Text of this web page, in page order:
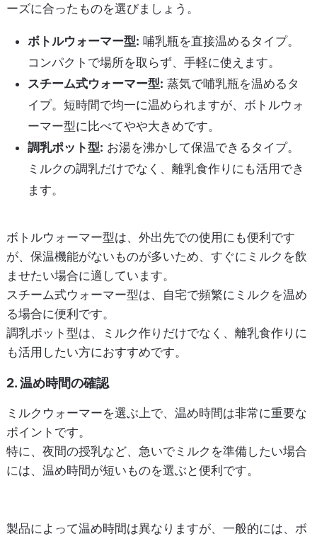
ーズに合ったものを選びましょう。
ボトルウォーマー型: 哺乳瓶を直接温めるタイプ。
コンパクトで場所を取らず、手軽に使えます。
スチーム式ウォーマー型: 蒸気で哺乳瓶を温めるタ
イプ。短時間で均一に温められますが、ボトルウォ
ーマー型に比べてやや大きめです。
調乳ポット型: お湯を沸かして保温できるタイプ。
ミルクの調乳だけでなく、離乳食作りにも活用でき
ます。
ボトルウォーマー型は、外出先での使用にも便利です
が、保温機能がないものが多いため、すぐにミルクを飲
ませたい場合に適しています。
スチーム式ウォーマー型は、自宅で頻繁にミルクを温め
る場合に便利です。
調乳ポット型は、ミルク作りだけでなく、離乳食作りに
も活用したい方におすすめです。
2. 温め時間の確認
ミルクウォーマーを選ぶ上で、温め時間は非常に重要な
ポイントです。
特に、夜間の授乳など、急いでミルクを準備したい場合
には、温め時間が短いものを選ぶと便利です。
製品によって温め時間は異なりますが、一般的には、ボ